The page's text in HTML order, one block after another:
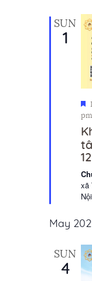
SUN
1
e
a
t
r
pm
xã
May
SUN
4